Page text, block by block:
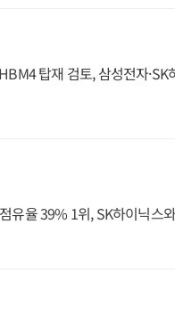
탑재 검토, 삼성전자·SK
유율 39% 1위, SK하이닉스